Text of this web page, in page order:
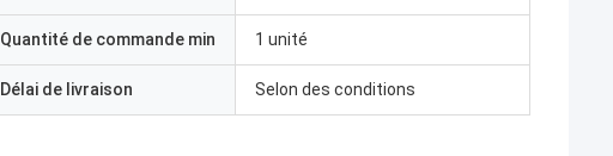
Quantité de commande min 1 unité
Délai de livraison Selon des conditions